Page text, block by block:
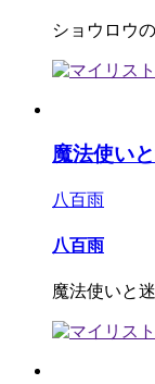
ショウロウ
魔法使い
八百雨
八百雨
魔法使いと